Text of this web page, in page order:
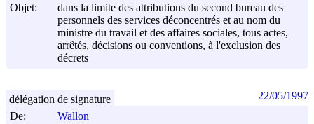
Objet:
dans la limite des attributions du second bureau des
personnels des services déconcentrés et au nom du
ministre du travail et des affaires sociales, tous actes,
arrêtés, décisions ou conventions, à l'exclusion des
décrets
De:
Wallon
délégation de signature 22/05/1997